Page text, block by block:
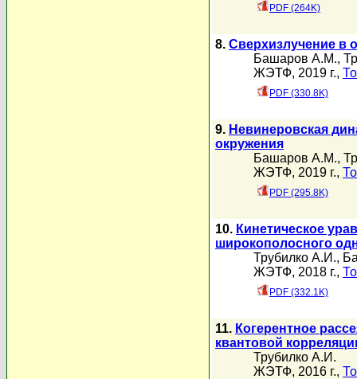
PDF (264K)
8. Сверхизлучение в
Башаров А.М.,
ЖЭТФ, 2019 г.,
PDF (330.8K)
9. Невинеровская
окружения
Башаров А.М.,
ЖЭТФ, 2019 г.,
PDF (295.8K)
10. Кинетическое
широкополосного
Трубилко А.И.,
ЖЭТФ, 2018 г.,
PDF (332.1K)
11. Когерентное
квантовой
Трубилко А.И.
ЖЭТФ, 2016 г.,